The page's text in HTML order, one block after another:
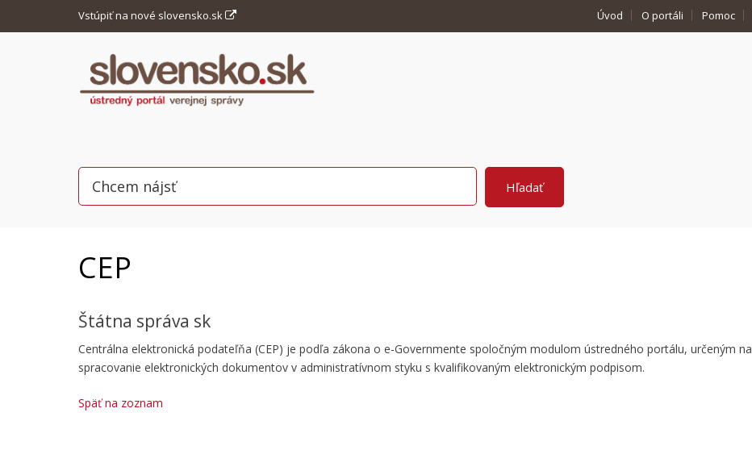
Vstúpiť na nové slovensko.sk Úvod O portáli Pomoc
CEP
Štátna správa sk
Centrálna elektronická podateľňa (CEP) je podľa zákona o e-Governmente spoločným modulom ústredného portálu, určeným na
spracovanie elektronických dokumentov v administratívnom styku s kvalifikovaným elektronickým podpisom.
Späť na zoznam